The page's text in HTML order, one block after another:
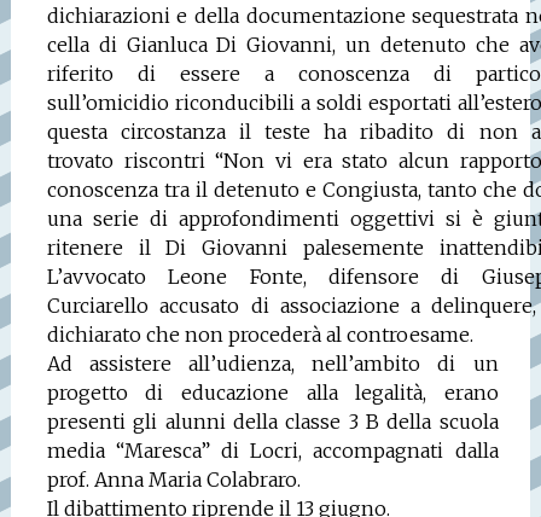
dichiarazioni e della documentazione sequestrata
cella di Gianluca Di Giovanni, un detenuto che
riferito di essere a conoscenza di
sull’omicidio riconducibili a soldi esportati
questa circostanza il teste ha ribadito di non
trovato riscontri “Non vi era stato alcun
conoscenza tra il detenuto e Congiusta, tanto che
una serie di approfondimenti oggettivi si è
ritenere il Di Giovanni palesemente
L’avvocato Leone Fonte, difensore di
Curciarello accusato di associazione a
dichiarato che non procederà al controesame.
Ad assistere all’udienza, nell’ambito di un
progetto di educazione alla legalità, erano
presenti gli alunni della classe 3 B della scuola
media “Maresca” di Locri, accompagnati dalla
prof. Anna Maria Colabraro.
Il dibattimento riprende il 13 giugno.